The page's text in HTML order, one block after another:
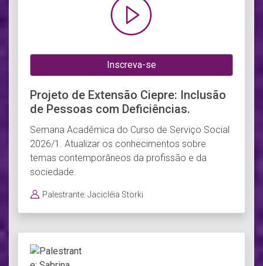
Inscreva-se
Projeto de Extensão Ciepre: Inclusão
de Pessoas com Deficiências.
Semana Acadêmica do Curso de Serviço Social
2026/1. Atualizar os conhecimentos sobre
temas contemporâneos da profissão e da
sociedade.
Palestrante: Jacicléia Storki